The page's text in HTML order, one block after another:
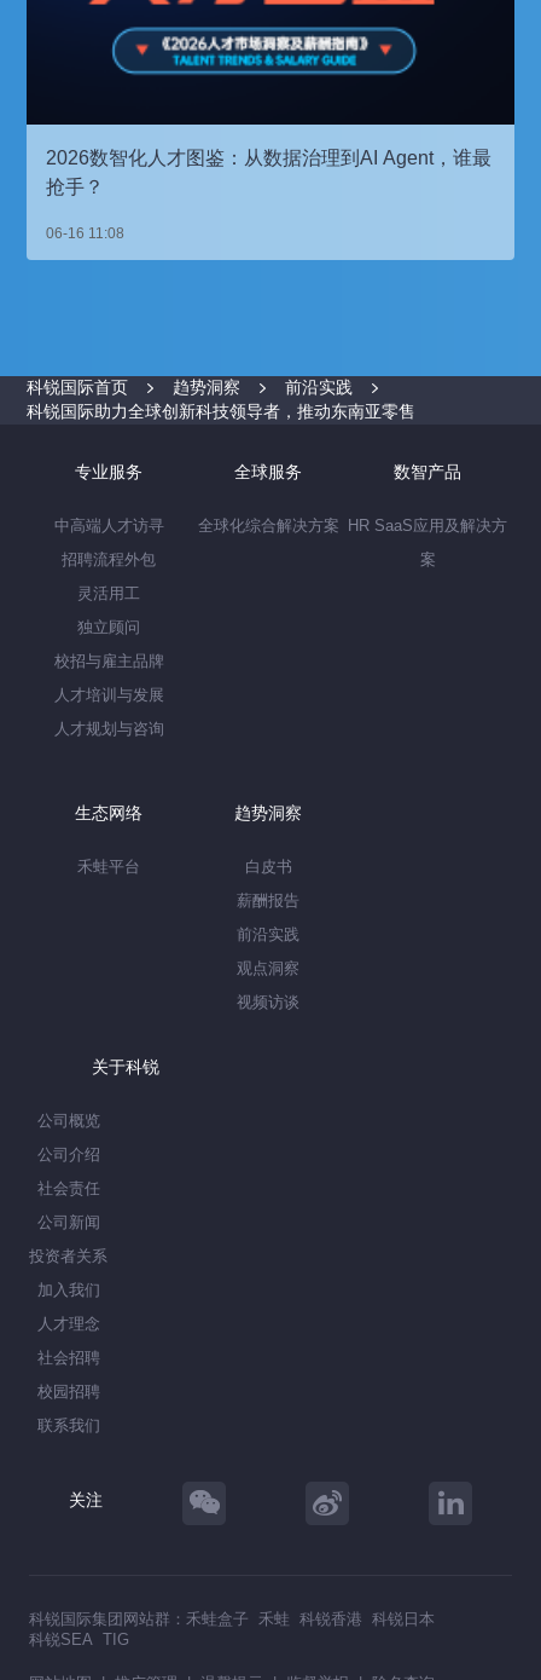
2026数智化人才图鉴：从数据治理到AI Agent，谁最
抢手？
06-16 11:08
科锐国际首页 趋势洞察
前沿实践
科锐国际助力全球创新科技领导者，推动东南亚零售
专业服务
中高端人才访寻
招聘流程外包
灵活用工
独立顾问
校招与雇主品牌
人才培训与发展
人才规划与咨询
全球服务
全球化综合解决方案
数智产品
HR SaaS应用及解决方
案
生态网络
禾蛙平台
趋势洞察
白皮书
薪酬报告
前沿实践
观点洞察
视频访谈
关于科锐
公司概览
公司介绍
社会责任
公司新闻
投资者关系
加入我们
人才理念
社会招聘
校园招聘
联系我们
关注
科锐国际集团网站群： 禾蛙盒子 禾蛙 科锐香港 科锐日本
科锐SEA TIG